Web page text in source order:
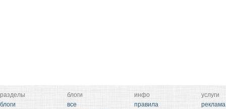
разделы
блоги
блоги
все
инфо
правила
услуги
реклама